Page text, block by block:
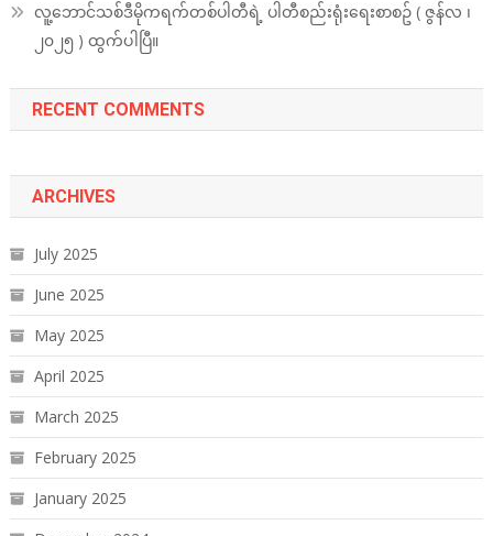
လူ့ဘောင်သစ်ဒီမိုကရက်တစ်ပါတီရဲ့ ပါတီစည်းရုံးရေးစာစဥ် ( ဇွန်လ ၊
၂၀၂၅ ) ထွက်ပါပြီ။
RECENT COMMENTS
ARCHIVES
July 2025
June 2025
May 2025
April 2025
March 2025
February 2025
January 2025